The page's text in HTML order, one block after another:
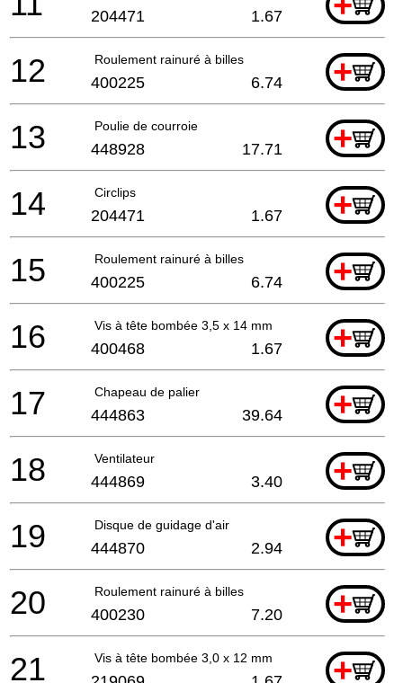
204471 1.67
Roulement rainuré à billes +
12 400225 6.74
Poulie de courroie +
13 448928 17.71
Circlips +
14 204471 1.67
Roulement rainuré à billes +
15 400225 6.74
Vis à tête bombée 3,5 x 14 mm +
16 400468 1.67
Chapeau de palier +
17 444863 39.64
Ventilateur +
18 444869 3.40
Disque de guidage d'air +
19 444870 2.94
Roulement rainuré à billes +
20 400230 7.20
Vis à tête bombée 3,0 x 12 mm +
21